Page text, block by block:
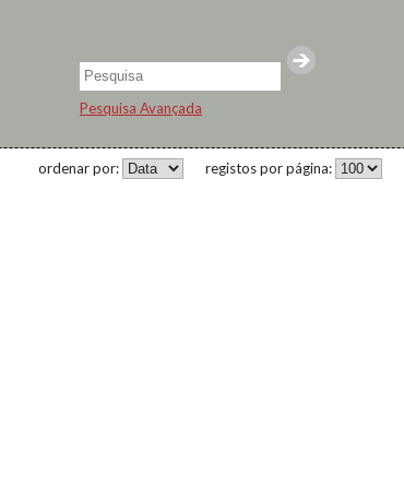
Pesquisa Avançada
registos por página:
ordenar por: